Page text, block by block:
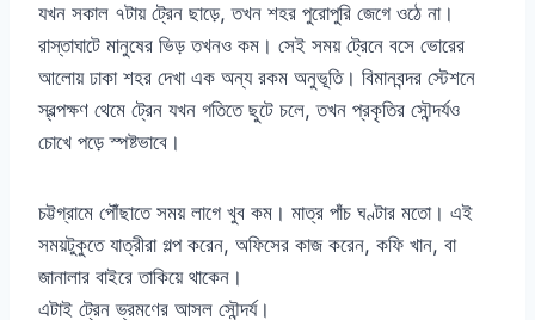
যখন সকাল ৭টায় ট্রেন ছাড়ে, তখন শহর পুরোপুরি জেগে ওঠে না।
রাস্তাঘাটে মানুষের ভিড় তখনও কম। সেই সময় ট্রেনে বসে ভোরের
আলোয় ঢাকা শহর দেখা এক অন্য রকম অনুভূতি। বিমানবন্দর স্টেশনে
স্বল্পক্ষণ থেমে ট্রেন যখন গতিতে ছুটে চলে, তখন প্রকৃতির সৌন্দর্যও
চোখে পড়ে স্পষ্টভাবে।
চট্টগ্রামে পৌঁছাতে সময় লাগে খুব কম। মাত্র পাঁচ ঘণ্টার মতো। এই
সময়টুকুতে যাত্রীরা গল্প করেন, অফিসের কাজ করেন, কফি খান, বা
জানালার বাইরে তাকিয়ে থাকেন।
এটাই ট্রেন ভ্রমণের আসল সৌন্দর্য।